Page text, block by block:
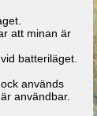
att minan är
batteriläget.
används
användbar.